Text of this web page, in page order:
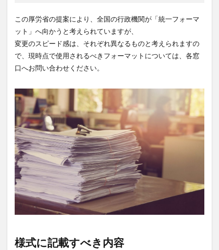
この厚労省の提案により、全国の行政機関が「統一フォーマ
ット」へ向かうと考えられていますが、
変更のスピード感は、それぞれ異なるものと考えられますの
で、現時点で使用されるべきフォーマットについては、各窓
口へお問い合わせください。
様式に記載すべき内容